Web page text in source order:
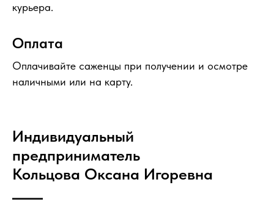
курьера.
Оплата
Оплачивайте саженцы при получении и осмотре
наличными или на карту.
Индивидуальный
предприниматель
Кольцова Оксана Игоревна